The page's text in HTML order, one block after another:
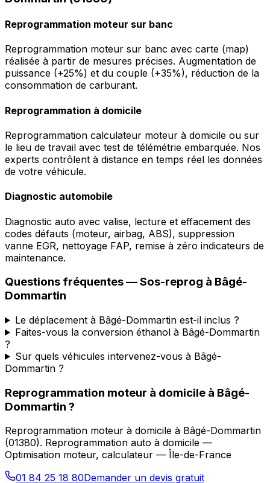
Reprogrammation moteur sur banc
Reprogrammation moteur sur banc avec carte (map)
réalisée à partir de mesures précises. Augmentation de
puissance (+25%) et du couple (+35%), réduction de la
consommation de carburant.
Reprogrammation à domicile
Reprogrammation calculateur moteur à domicile ou sur
le lieu de travail avec test de télémétrie embarquée. Nos
experts contrôlent à distance en temps réel les données
de votre véhicule.
Diagnostic automobile
Diagnostic auto avec valise, lecture et effacement des
codes défauts (moteur, airbag, ABS), suppression
vanne EGR, nettoyage FAP, remise à zéro indicateurs de
maintenance.
Questions fréquentes —Sos-reprog à Bâgé-
Dommartin
Le déplacement à Bâgé-Dommartin est-il inclus ?
Faites-vous la conversion éthanol à Bâgé-Dommartin
?
Sur quels véhicules intervenez-vous à Bâgé-
Dommartin ?
Reprogrammation moteur à domicile à Bâgé-
Dommartin ?
Reprogrammation moteur à domicile à Bâgé-Dommartin
(01380). Reprogrammation auto à domicile —
Optimisation moteur, calculateur — Île-de-France
01 84 25 18 80Demander un devis gratuit